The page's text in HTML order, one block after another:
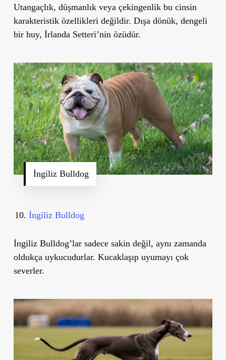
Utangaçlık, düşmanlık veya çekingenlik bu cinsin
karakteristik özellikleri değildir. Dışa dönük, dengeli
bir huy, İrlanda Setteri’nin özüdür.
İngiliz Bulldog
İngiliz Bulldog
İngiliz Bulldog’lar sadece sakin değil, aynı zamanda
oldukça uykucudurlar. Kucaklaşıp uyumayı çok
severler.